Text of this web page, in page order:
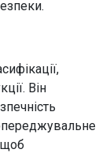
Він
щоб